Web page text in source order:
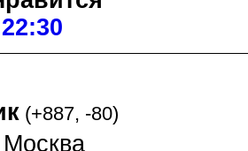
(+887, -80)